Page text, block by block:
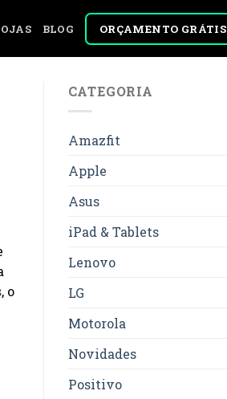
BLOG ORÇAMENTO GRÁTIS
, o
CATEGORIA
Amazfit
Apple
Asus
iPad & Tablets
Lenovo
LG
Motorola
Novidades
Positivo